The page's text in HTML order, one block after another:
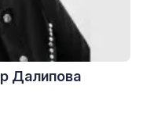
Далипова